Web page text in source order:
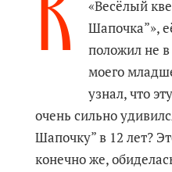
К
«Весёлый
Шапочка”»,
положил не
моего
узнал, что
очень сильно
Шапочку” в 12 лет?
конечно же,